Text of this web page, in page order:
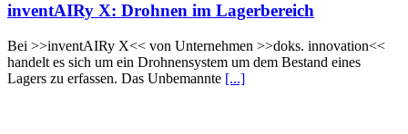
inventAIRy X: Drohnen im Lagerbereich
Bei >>inventAIRy X<< von Unternehmen >>doks. innovation<<
handelt es sich um ein Drohnensystem um dem Bestand eines
Lagers zu erfassen. Das Unbemannte [...]